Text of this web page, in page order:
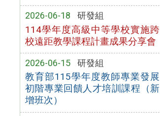
2026-06-18 研發組
114學年度高級中等學校實施跨
校遠距教學課程計畫成果分享會
2026-06-15 研發組
教育部115學年度教師專業發展
初階專業回饋人才培訓課程（新
增班次）